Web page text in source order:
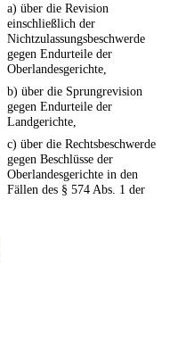
a) über die Revision
einschließlich der
Nichtzulassungsbeschwerde
gegen Endurteile der
Oberlandesgerichte,
b) über die Sprungrevision
gegen Endurteile der
Landgerichte,
c) über die Rechtsbeschwerde
gegen Beschlüsse der
Oberlandesgerichte in den
Fällen des § 574 Abs. 1 der